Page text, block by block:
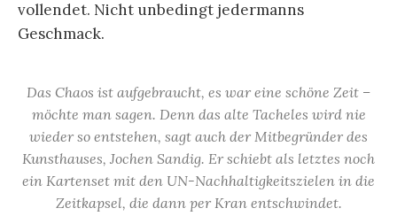
vollendet. Nicht unbedingt jedermanns
Geschmack.
Das Chaos ist aufgebraucht, es war eine schöne Zeit –
möchte man sagen. Denn das alte Tacheles wird nie
wieder so entstehen, sagt auch der Mitbegründer des
Kunsthauses, Jochen Sandig. Er schiebt als letztes noch
ein Kartenset mit den UN-Nachhaltigkeitszielen in die
Zeitkapsel, die dann per Kran entschwindet.